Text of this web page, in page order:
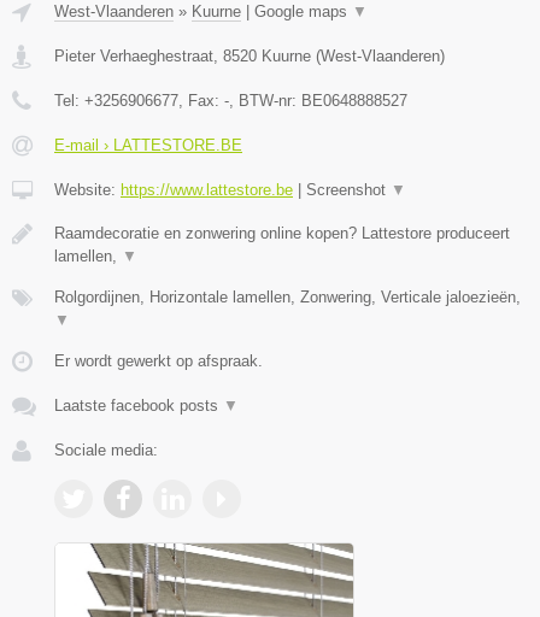
West-Vlaanderen » Kuurne | Google maps ▼
Pieter Verhaeghestraat 8520 Kuurne (West-Vlaanderen)
Tel: +3256906677 , Fax: - , BTW-nr: BE0648888527
E-mail › LATTESTORE.BE
Website: https://www.lattestore.be | Screenshot ▼
Raamdecoratie en zonwering online kopen? Lattestore produceert
lamellen,
▼
Rolgordijnen, Horizontale lamellen, Zonwering, Verticale jaloezieën,
▼
Er wordt gewerkt op afspraak.
Laatste facebook posts ▼
Sociale media: